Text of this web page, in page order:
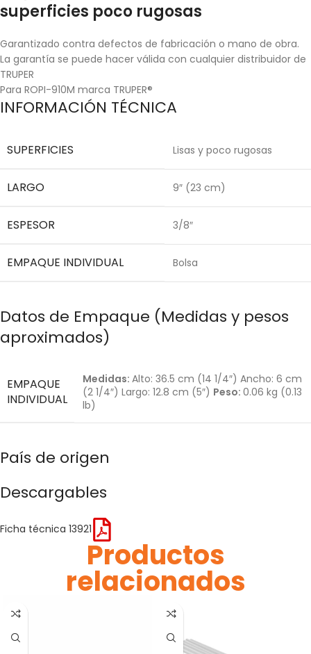
superficies poco rugosas
Garantizado contra defectos de fabricación o mano de obra.
La garantía se puede hacer válida con cualquier distribuidor de
TRUPER
Para ROPI-910M marca TRUPER®
INFORMACIÓN TÉCNICA
SUPERFICIES Lisas y poco rugosas
LARGO 9″ (23 cm)
ESPESOR 3/8″
EMPAQUE INDIVIDUAL Bolsa
Datos de Empaque (Medidas y pesos
aproximados)
EMPAQUE
INDIVIDUAL
Medidas: Alto: 36.5 cm (14 1/4″) Ancho: 6 cm
(2 1/4″) Largo: 12.8 cm (5″) Peso: 0.06 kg (0.13
lb)
País de origen
Descargables
Ficha técnica 13921
Productos
relacionados